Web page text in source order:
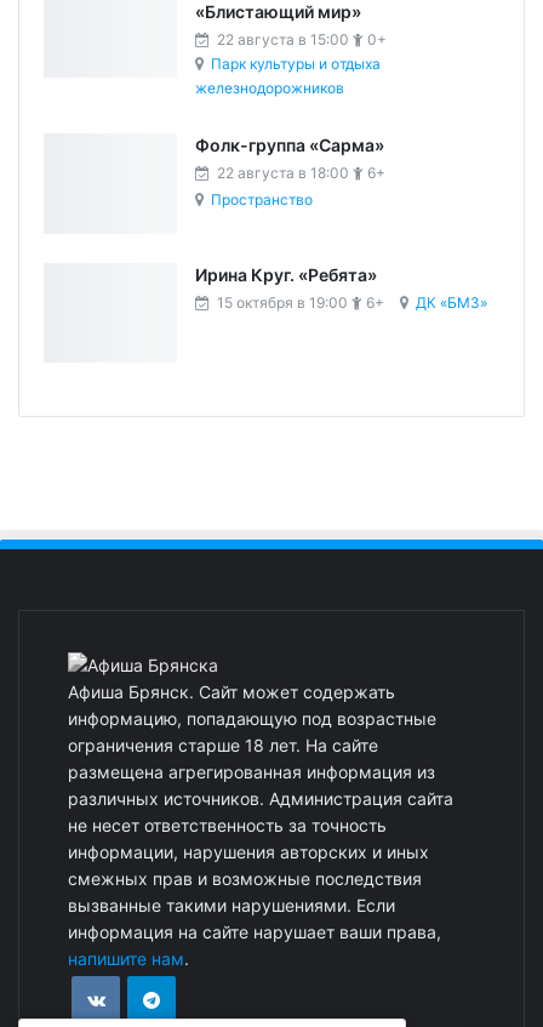
«Блистающий мир»
22 августа в 15:00
0+
Парк культуры и отдыха
железнодорожников
Фолк-группа «Сарма»
22 августа в 18:00
6+
Пространство
Ирина Круг. «Ребята»
15 октября в 19:00 6+ ДК «БМЗ»
Афиша Брянск. Сайт может содержать
информацию, попадающую под возрастные
ограничения старше 18 лет. На сайте
размещена агрегированная информация из
различных источников. Администрация сайта
не несет ответственность за точность
информации, нарушения авторских и иных
смежных прав и возможные последствия
вызванные такими нарушениями. Если
информация на сайте нарушает ваши права,
напишите нам.